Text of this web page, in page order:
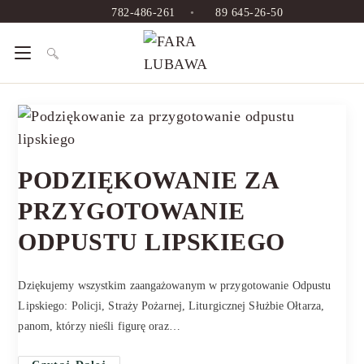
782-486-261 • 89 645-26-50
PODZIĘKOWANIE ZA
PRZYGOTOWANIE
ODPUSTU LIPSKIEGO
Dziękujemy wszystkim zaangażowanym w przygotowanie Odpustu
Lipskiego: Policji, Straży Pożarnej, Liturgicznej Służbie Ołtarza,
panom, którzy nieśli figurę oraz…